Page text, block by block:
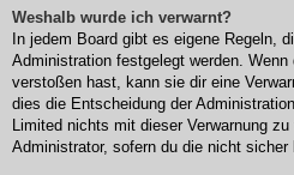
Weshalb wurde ich verwarnt?
In jedem Board gibt es eigene Regeln,
Administration festgelegt werden.
verstoßen hast, kann sie dir eine
dies die Entscheidung der
Limited nichts mit dieser Verwarnung
Administrator, sofern du die nicht sicher